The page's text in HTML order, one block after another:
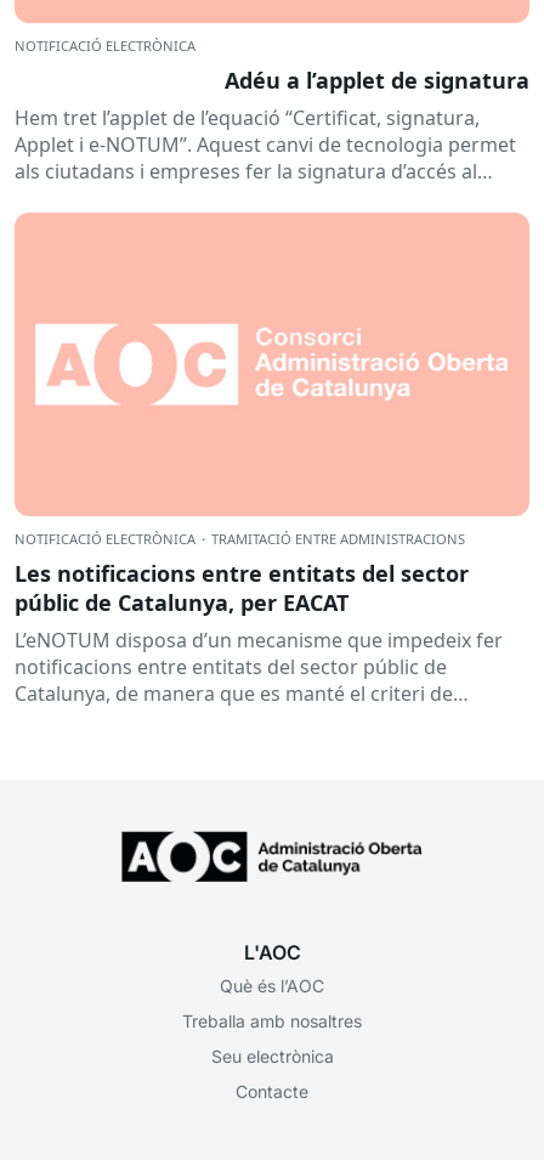
NOTIFICACIÓ ELECTRÒNICA
Adéu a l’applet de signatura
Hem tret l’applet de l’equació “Certificat, signatura,
Applet i e-NOTUM”. Aquest canvi de tecnologia permet
als ciutadans i empreses fer la signatura d’accés al
NOTIFICACIÓ ELECTRÒNICA · TRAMITACIÓ ENTRE ADMINISTRACIONS
Les notificacions entre entitats del sector
públic de Catalunya, per EACAT
L’eNOTUM disposa d’un mecanisme que impedeix fer
notificacions entre entitats del sector públic de
Catalunya, de manera que es manté el criteri de
L'AOC
Què és l’AOC
Treballa amb nosaltres
Seu electrònica
Contacte